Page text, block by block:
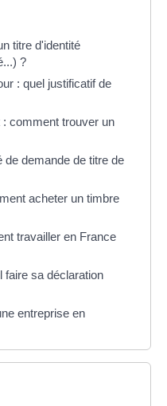
titre d'identité
?
: quel justificatif de
comment trouver un
demande de titre de
acheter un timbre
travailler en France
faire sa déclaration
entreprise en